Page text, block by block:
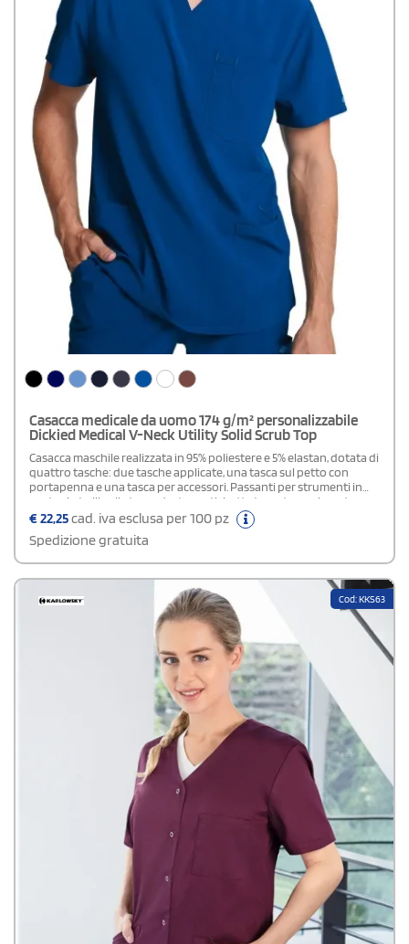
Casacca medicale da uomo 174 g/m² personalizzabile
Dickied Medical V-Neck Utility Solid Scrub Top
Casacca maschile realizzata in 95% poliestere e 5% elastan, dotata di
quattro tasche: due tasche applicate, una tasca sul petto con
portapenna e una tasca per accessori. Passanti per strumenti in
nastro in twill sulla tasca destra e etichetta tessuta con logo tono
su tono. Il nastro in twill con logo esclusivo all'interno del collo e le
aperture di aerazione laterali garantiscono comfort e praticità
€22,25cad. iva esclusa per 100 pz
Spedizione gratuita
Cod: KKS63